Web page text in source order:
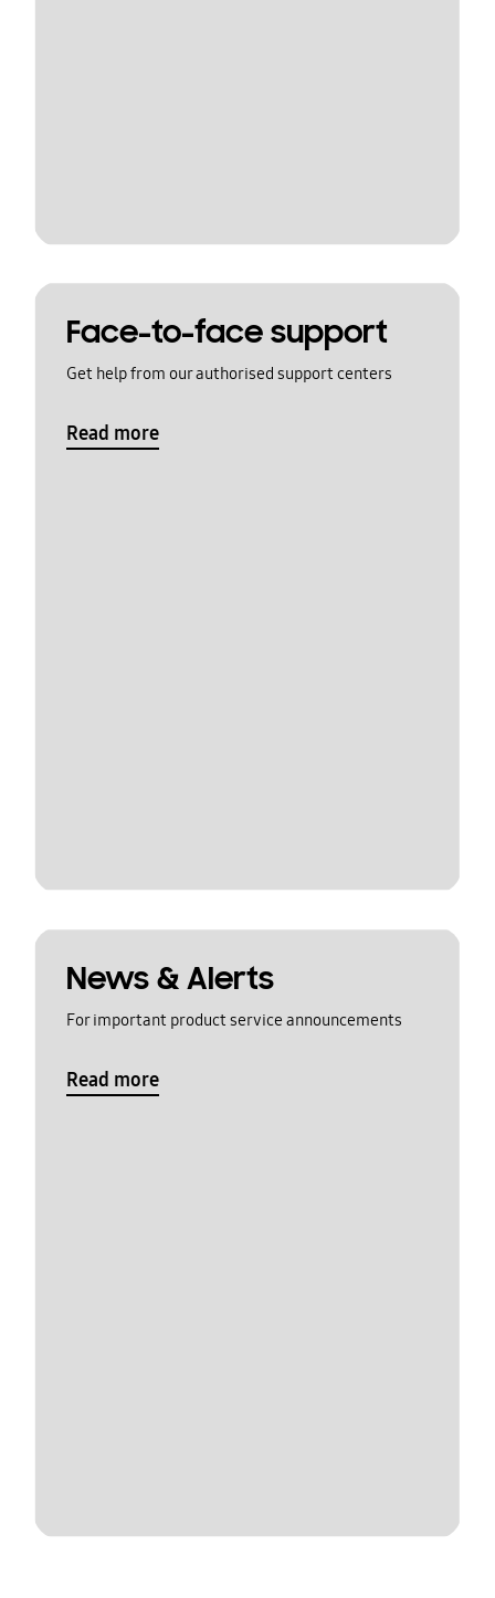
Face-to-face support
Get help from our authorised support centers
Read more
News & Alerts
For important product service announcements
Read more